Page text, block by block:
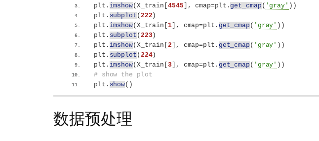
plt. imshow(X_train [4545] , cmap=plt. get_cmap ( 'gray' ))
plt. subplot (222)
plt. imshow(X_train [1] , cmap=plt. get_cmap ( 'gray' ))
plt. subplot (223)
plt. imshow(X_train [2] , cmap=plt. get_cmap ( 'gray' ))
plt. subplot (224)
plt. imshow(X_train [3] , cmap=plt. get_cmap ( 'gray' ))
# show the plot
plt. show()
数据预处理